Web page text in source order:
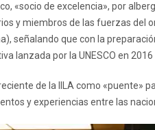
«socio de excelencia», por
y miembros de las fuerzas del
señalando que con la
lanzada por la UNESCO en
de la IILA como «puente»
y experiencias entre las